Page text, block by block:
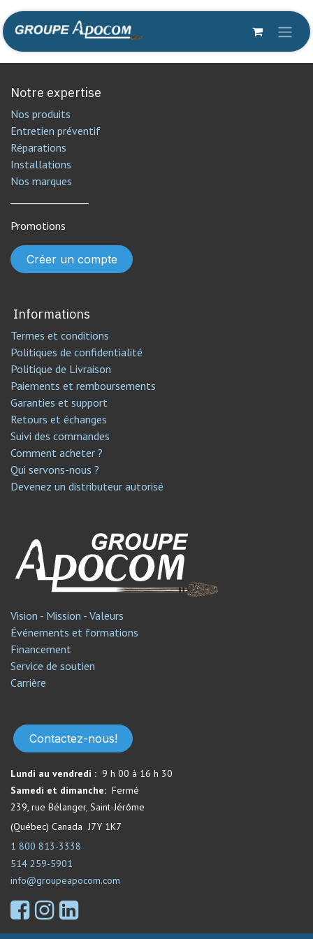
Se rendre au contenu
Notre expertise
Nos produits
Entretien préventif
Réparations
Installations
Nos marques
Promotions
Créer un compte
Informations
Termes et conditions
Politiques de confidentialité
Politique de Livraison
Paiements et remboursements
Garanties et support
Retours et échanges
Suivi des commandes
Comment acheter ?
Qui servons-nous ?
Devenez un distributeur autorisé
Vision - Mission - Valeurs
Événements et formations
Financement
Service de soutien​
Carrière
Contactez-nous!
Lundi au vendredi : 9 h 00 à 16 h 30
Samedi et dimanche: Fermé​
239, rue Bélanger, Saint-Jérôme
(Québec) Canada J7Y 1K7
1 800 813-3338
514 259-5901
info@groupeapocom.com